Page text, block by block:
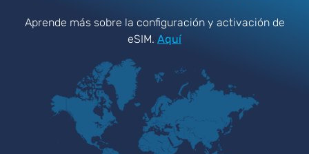
Aprende más sobre la configuración y activación de
eSIM. Aquí